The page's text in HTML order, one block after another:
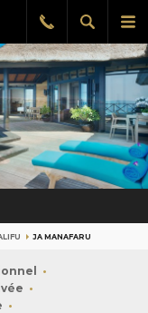
le
Afficher
la
Rappel
gratuit
JA MANAFARU